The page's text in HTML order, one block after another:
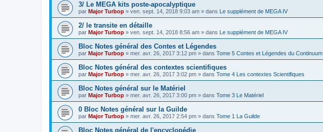
3/ Le MEGA kits poste-apocalyptique
par Major Turbop » ven. sept. 14, 2018 9:03 am » dans Le supplément de MEGA IV
2/ le transite en détaille
par Major Turbop » ven. sept. 14, 2018 8:56 am » dans Le supplément de MEGA IV
Bloc Notes général des Contes et Légendes
par Major Turbop » mer. avr. 26, 2017 3:12 pm » dans Tome 5 Contes et Légendes du Continuum
Bloc Notes général des contextes scientifiques
par Major Turbop » mer. avr. 26, 2017 3:02 pm » dans Tome 4 Les contextes Scientifiques
Bloc Notes général sur le Matériel
par Major Turbop » mer. avr. 26, 2017 3:00 pm » dans Tome 3 Le Matériel
0 Bloc Notes général sur la Guilde
par Major Turbop » mer. avr. 26, 2017 2:54 pm » dans Tome 1 La Guilde
Bloc Notes général de l'encyclopédie